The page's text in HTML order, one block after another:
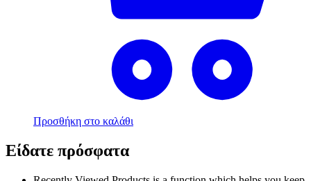
Προσθήκη στο καλάθι
Είδατε πρόσφατα